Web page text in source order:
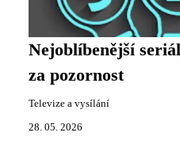
Nejoblíbenější
za pozornost
Televize a vysílání
28. 05. 2026